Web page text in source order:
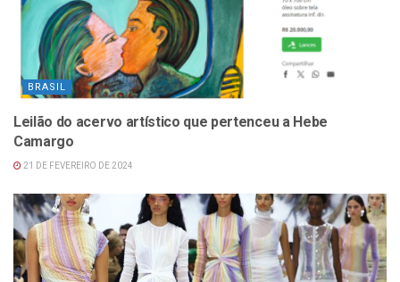
BRASIL
Leilão do acervo artístico que pertenceu a Hebe
Camargo
21 DE FEVEREIRO DE 2024